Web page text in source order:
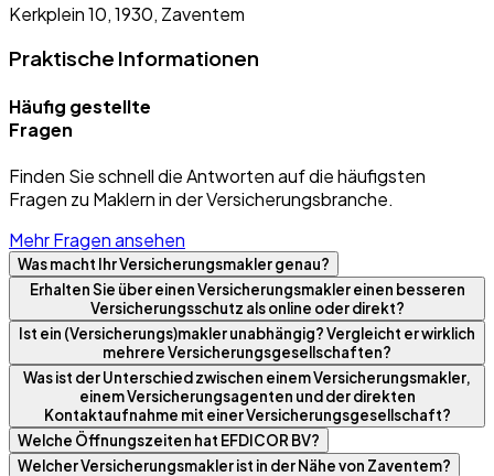
Kerkplein 10, 1930, Zaventem
Praktische Informationen
Häufig gestellte
Fragen
Finden Sie schnell die Antworten auf die häufigsten
Fragen zu Maklern in der Versicherungsbranche.
Mehr Fragen ansehen
Was macht Ihr Versicherungsmakler genau?
Erhalten Sie über einen Versicherungsmakler einen besseren
Versicherungsschutz als online oder direkt?
Ist ein (Versicherungs)makler unabhängig? Vergleicht er wirklich
mehrere Versicherungsgesellschaften?
Was ist der Unterschied zwischen einem Versicherungsmakler,
einem Versicherungsagenten und der direkten
Kontaktaufnahme mit einer Versicherungsgesellschaft?
Welche Öffnungszeiten hat EFDICOR BV?
Welcher Versicherungsmakler ist in der Nähe von Zaventem?